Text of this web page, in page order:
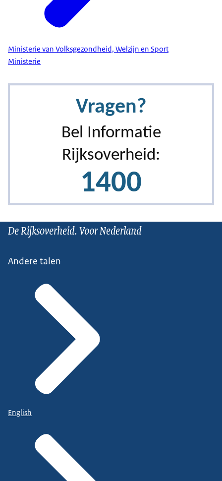
gaan flink omhoog. De NVWA heeft alleen al in de
eerste 2 maanden van dit jaar meer dan 170.000
illegale vapes in beslag genomen. Met het plan
vapen en vapers helpen om te stoppen. Daarom is
het belangrijk dat we als maatschappij nee zeggen
Logo Ministerie van Volksgezondheid, Welzijn en
Sport verschijnt in beeld. Beeldtekst: Ga naar
www.minvws.nl.
Ministerie van Volksgezondheid, Welzijn en Sport
Ministerie
De Rijksoverheid. Voor Nederland
Andere talen
English